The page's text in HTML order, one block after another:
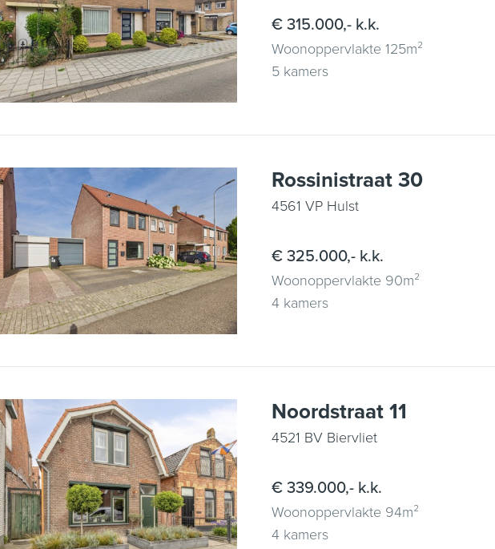
€ 315.000,- k.k.
Woonoppervlakte 125m²
5 kamers
Rossinistraat 30
4561 VP Hulst
€ 325.000,- k.k.
Woonoppervlakte 90m²
4 kamers
Noordstraat 11
4521 BV Biervliet
€ 339.000,- k.k.
Woonoppervlakte 94m²
4 kamers